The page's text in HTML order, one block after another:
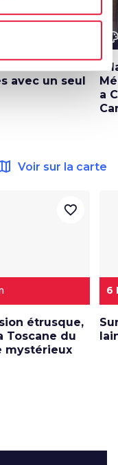
avec un seul
À
a
Voir sur la carte
étrusque,
Toscane du
mystérieux
favorite_border
6